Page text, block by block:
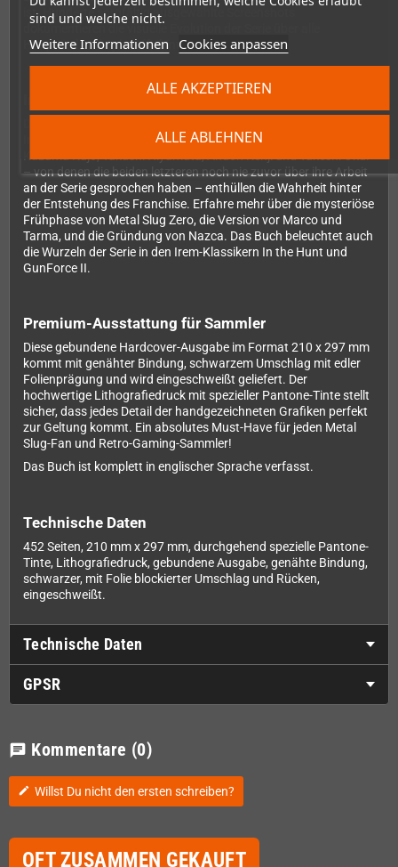
sind und welche nicht.
Weitere Informationen Cookies anpassen
ALLE ABLEHNEN
ALLE AKZEPTIEREN
ist. Hunderte sorgfältig ausgewählte Screenshots
Haupttitel und Spin-Offs hinweg.
Interviews mit Schlüsselfiguren der Metal Slug-Entwicklung.
Kazuma Kujo, Takushi Hiyamuta, Andoh Kenji und Takeshi Okui
– von denen die beiden letzteren noch nie zuvor über ihre Arbeit
an der Serie gesprochen haben – enthüllen die Wahrheit hinter
der Entstehung des Franchise. Erfahre mehr über die mysteriöse
Frühphase von Metal Slug Zero, die Version vor Marco und
Tarma, und die Gründung von Nazca. Das Buch beleuchtet auch
die Wurzeln der Serie in den Irem-Klassikern In the Hunt und
GunForce II.
Premium-Ausstattung für Sammler
Diese gebundene Hardcover-Ausgabe im Format 210 x 297 mm
kommt mit genähter Bindung, schwarzem Umschlag mit edler
Folienprägung und wird eingeschweißt geliefert. Der
hochwertige Lithografiedruck mit spezieller Pantone-Tinte stellt
sicher, dass jedes Detail der handgezeichneten Grafiken perfekt
zur Geltung kommt. Ein absolutes Must-Have für jeden Metal
Slug-Fan und Retro-Gaming-Sammler!
Das Buch ist komplett in englischer Sprache verfasst.
Technische Daten
452 Seiten, 210 mm x 297 mm, durchgehend spezielle Pantone-
Tinte, Lithografiedruck, gebundene Ausgabe, genähte Bindung,
schwarzer, mit Folie blockierter Umschlag und Rücken,
eingeschweißt.
Technische Daten
GPSR
chat Kommentare (0)
edit Willst Du nicht den ersten schreiben?
OFT ZUSAMMEN GEKAUFT